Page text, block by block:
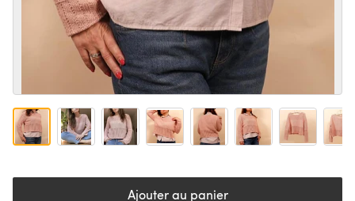
Ajouter au panier